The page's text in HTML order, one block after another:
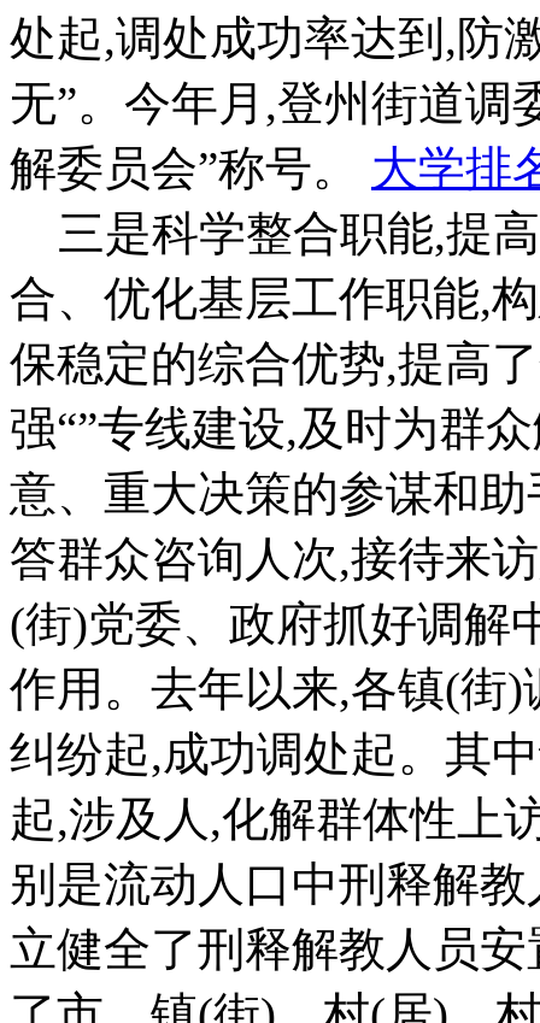
处起,调处成功率达到,防
无”。今年月,登州街道调
解委员会”称号。 大学排
三是科学整合职能,提
合、优化基层工作职能,
保稳定的综合优势,提高
强“”专线建设,及时为群
意、重大决策的参谋和
答群众咨询人次,接待来
(街)党委、政府抓好调解
作用。去年以来,各镇(街
纠纷起,成功调处起。其
起,涉及人,化解群体性上
别是流动人口中刑释解
立健全了刑释解教人员